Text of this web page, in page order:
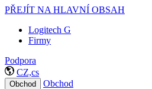
PŘEJÍT NA HLAVNÍ OBSAH
Logitech G
Firmy
Podpora
CZ,cs
Obchod Obchod